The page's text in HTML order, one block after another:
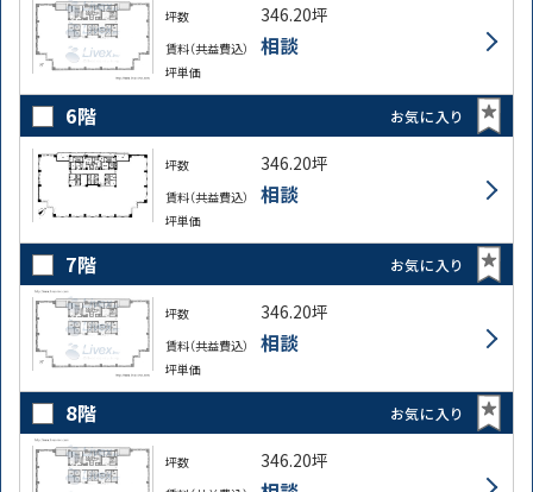
坪数 346.20坪
賃料（共益費込） 相談
坪単価
6階 お気に入り
坪数 346.20坪
賃料（共益費込） 相談
坪単価
7階 お気に入り
坪数 346.20坪
賃料（共益費込） 相談
坪単価
8階 お気に入り
坪数 346.20坪